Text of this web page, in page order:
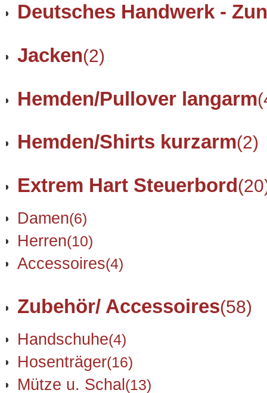
Deutsches Handwerk -
Jacken(2)
Hemden/Pullover langarm
Hemden/Shirts kurzarm(2)
Extrem Hart Steuerbord
Damen(6)
Herren(10)
Accessoires(4)
Zubehör/ Accessoires(58)
Handschuhe(4)
Hosenträger(16)
Mütze u. Schal(13)